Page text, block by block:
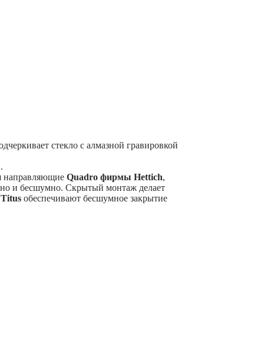
стекло с алмазной гравировкой
.
направляющие Quadro фирмы Hettich,
и бесшумно. Скрытый монтаж делает
Titus обеспечивают бесшумное закрытие